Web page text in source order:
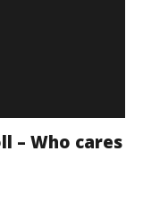
– Who cares